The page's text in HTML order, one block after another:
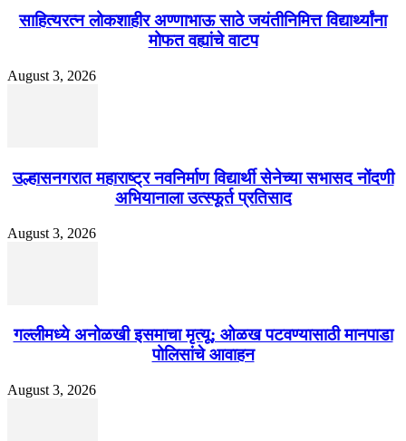
साहित्यरत्न लोकशाहीर अण्णाभाऊ साठे जयंतीनिमित्त विद्यार्थ्यांना
मोफत वह्यांचे वाटप
August 3, 2026
उल्हासनगरात महाराष्ट्र नवनिर्माण विद्यार्थी सेनेच्या सभासद नोंदणी
अभियानाला उत्स्फूर्त प्रतिसाद
August 3, 2026
गल्लीमध्ये अनोळखी इसमाचा मृत्यू; ओळख पटवण्यासाठी मानपाडा
पोलिसांचे आवाहन
August 3, 2026